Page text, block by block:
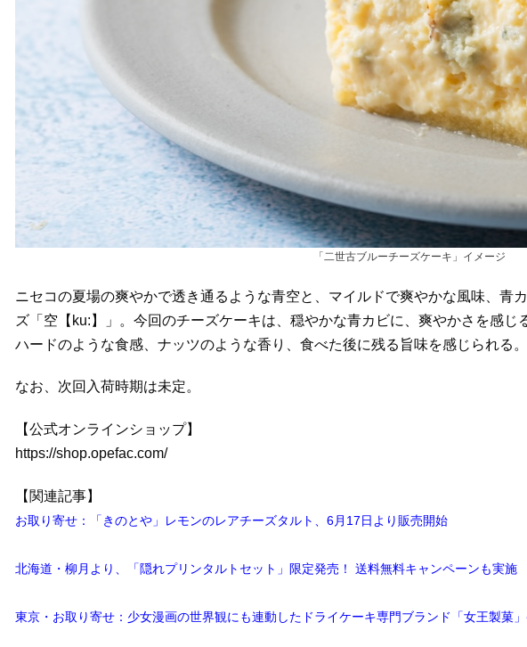
「二世古ブルーチーズケーキ」イメージ
ニセコの夏場の爽やかで透き通るような青空と、マイルドで爽やかな風味、青
ズ「空【ku:】」。今回のチーズケーキは、穏やかな青カビに、爽やかさを感じ
ハードのような食感、ナッツのような香り、食べた後に残る旨味を感じられる
なお、次回入荷時期は未定。
【公式オンラインショップ】
https://shop.opefac.com/
【関連記事】
お取り寄せ：「きのとや」レモンのレアチーズタルト、6月17日より販売開始
北海道・柳月より、「隠れプリンタルトセット」限定発売！ 送料無料キャンペーンも実施
東京・お取り寄せ：少女漫画の世界観にも連動したドライケーキ専門ブランド「女王製菓